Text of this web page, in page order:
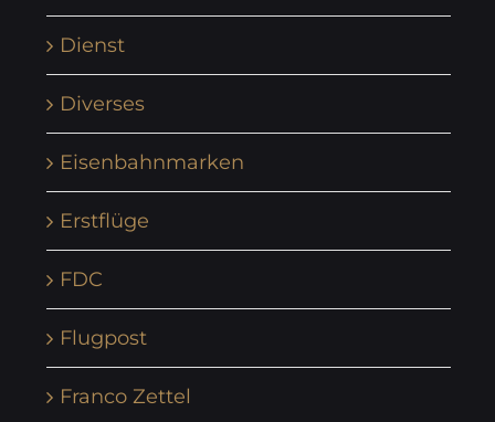
Dienst
Diverses
Eisenbahnmarken
Erstflüge
FDC
Flugpost
Franco Zettel